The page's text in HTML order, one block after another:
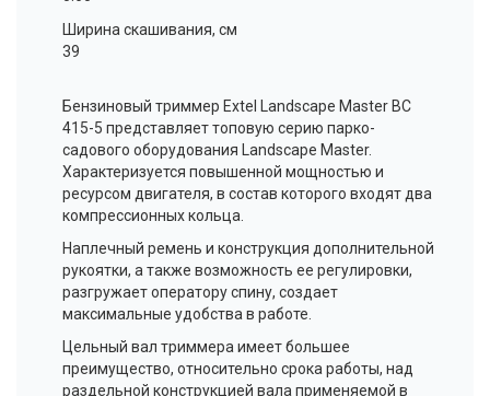
Ширина скашивания, см
39
Бензиновый триммер Extel Landscape Master BC
415-5 представляет топовую серию парко-
садового оборудования
Landscape Master.
Характеризуется повышенной мощностью и
ресурсом двигателя, в состав которого входят два
компрессионных кольца.
Наплечный ремень и конструкция дополнительной
рукоятки, а также возможность ее регулировки,
разгружает оператору спину, создает
максимальные удобства в работе.
Цельный вал триммера имеет большее
преимущество, относительно срока работы, над
раздельной конструкцией вала применяемой в